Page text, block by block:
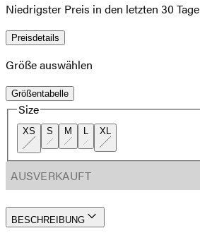
Niedrigster Preis in den letzten 30
Preisdetails
Größe auswählen
Größentabelle
Size
XS S M L XL
AUSVERKAUFT
BESCHREIBUNG